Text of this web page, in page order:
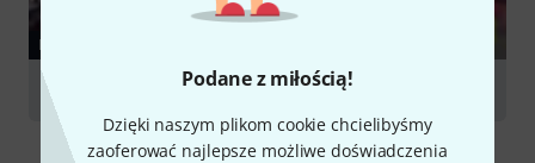
Podane z miłością!
Dzięki naszym plikom cookie chcielibyśmy
zaoferować najlepsze możliwe doświadczenia
PORADNIKI
Eurorack – Modular Synthesizers